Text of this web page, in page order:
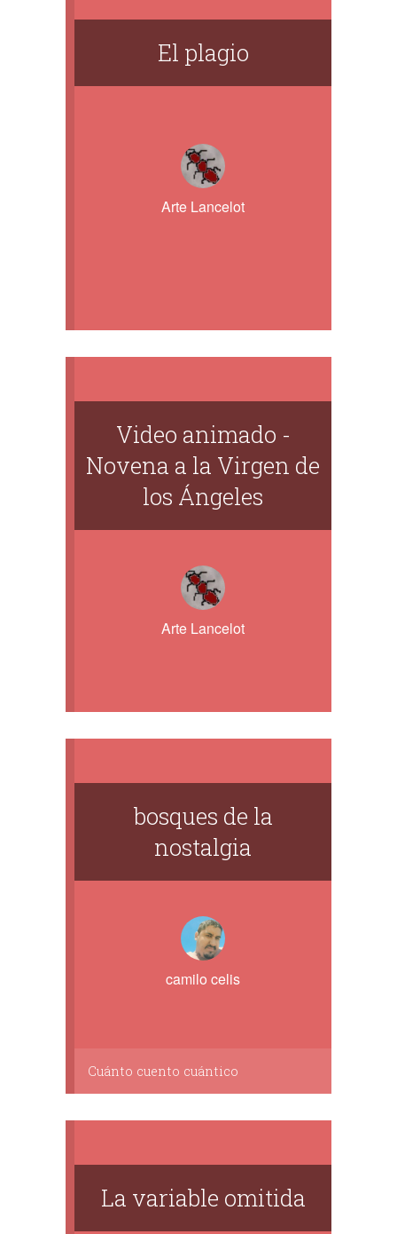
El plagio
Arte Lancelot
Video animado -
Novena a la Virgen de
los Ángeles
Arte Lancelot
bosques de la
nostalgia
camilo celis
Cuánto cuento cuántico
La variable omitida